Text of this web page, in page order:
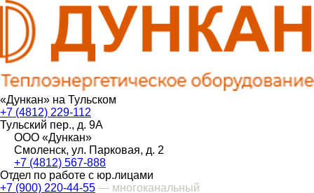
«Дункан» на Тульском
+7 (4812) 229-112
Тульский пер., д. 9А
ООО «Дункан»
Смоленск, ул. Парковая, д. 2
+7 (4812) 567-888
Отдел по работе с юр.лицами
+7 (900) 220-44-55 — многоканальный